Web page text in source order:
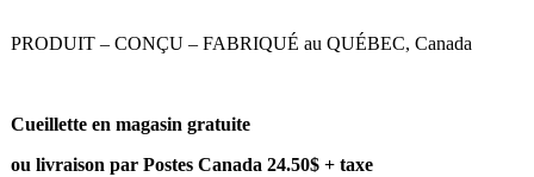
PRODUIT – CONÇU – FABRIQUÉ au QUÉBEC, Canada
Cueillette en magasin gratuite
ou livraison par Postes Canada 24.50$ + taxe